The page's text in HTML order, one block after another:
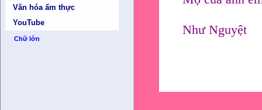
Văn hóa ẩm thực
YouTube
Chữ lớn
Như Nguyệt